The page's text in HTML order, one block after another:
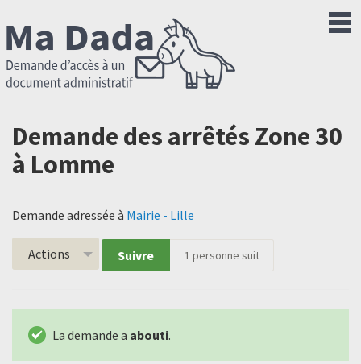
Demande des arrêtés Zone 30
à Lomme
Demande adressée à Mairie - Lille
Actions Suivre 1 personne suit
La demande a abouti.